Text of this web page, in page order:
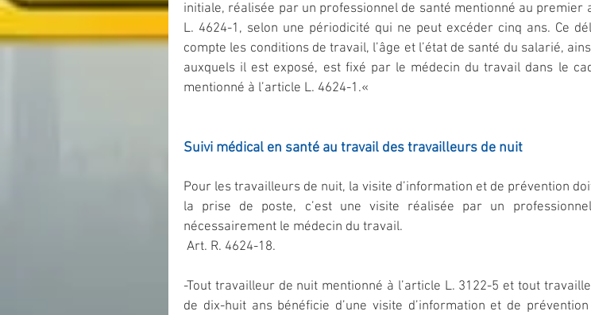
initiale, réalisée par un professionnel de santé mentionné au premier
L. 4624-1, selon une périodicité qui ne peut excéder cinq ans. Ce
compte les conditions de travail, l’âge et l’état de santé du salarié,
auxquels il est exposé, est fixé par le médecin du travail dans le
mentionné à l’article L. 4624-1.«
Suivi médical en santé au travail des travailleurs de nuit
Pour les travailleurs de nuit, la visite d’information et de prévention
la prise de poste, c’est une visite réalisée par un
nécessairement le médecin du travail.
Art. R. 4624-18.
-Tout travailleur de nuit mentionné à l’article L. 3122-5 et tout
de dix-huit ans bénéficie d’une visite d’information et de